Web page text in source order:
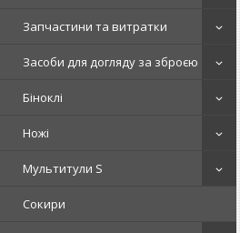
Запчастини та витратки
Засоби для догляду за зброєю
Біноклі
Ножі
Мультитули S
Сокири